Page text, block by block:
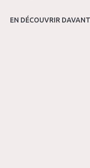
EN DÉCOUVRIR